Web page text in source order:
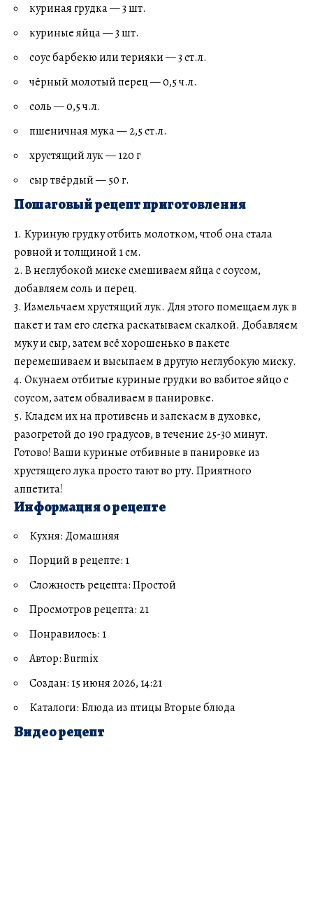
куриная грудка — 3 шт.
куриные яйца — 3 шт.
соус барбекю или терияки — 3 ст.л.
чёрный молотый перец — 0,5 ч.л.
соль — 0,5 ч.л.
пшеничная мука — 2,5 ст.л.
хрустящий лук — 120 г
сыр твёрдый — 50 г.
Пошаговый рецепт приготовления
1. Куриную грудку отбить молотком, чтоб она стала
ровной и толщиной 1 см.
2. В неглубокой миске смешиваем яйца с соусом,
добавляем соль и перец.
3. Измельчаем хрустящий лук. Для этого помещаем лук в
пакет и там его слегка раскатываем скалкой. Добавляем
муку и сыр, затем всё хорошенько в пакете
перемешиваем и высыпаем в другую неглубокую миску.
4. Окунаем отбитые куриные грудки во взбитое яйцо с
соусом, затем обваливаем в панировке.
5. Кладем их на противень и запекаем в духовке,
разогретой до 190 градусов, в течение 25-30 минут.
Готово! Ваши куриные отбивные в панировке из
хрустящего лука просто тают во рту. Приятного
аппетита!
Информация о рецепте
Кухня: Домашняя
Порций в рецепте: 1
Сложность рецепта: Простой
Просмотров рецепта: 21
Понравилось: 1
Автор: Burmix
Создан: 15 июня 2026, 14:21
Каталоги: Блюда из птицы Вторые блюда
Видео рецепт